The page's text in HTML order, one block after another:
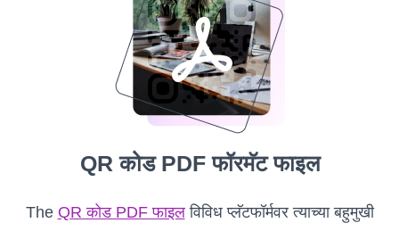
QR कोड PDF फॉरमॅट फाइल
The QR कोड PDF फाइलविविध प्लॅटफॉर्मवर त्याच्या बहुमुखी